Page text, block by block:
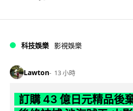
科技娛樂 影視娛樂
Lawton 13 小時
訂購 43 億日元精品後